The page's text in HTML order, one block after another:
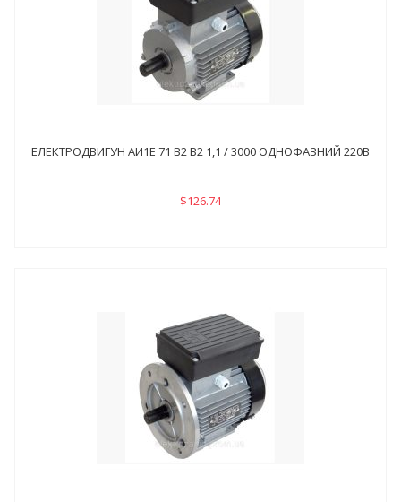
ЕЛЕКТРОДВИГУН АИ1Е 71 В2 В2 1,1 / 3000 ОДНОФАЗНИЙ 220В
$126.74